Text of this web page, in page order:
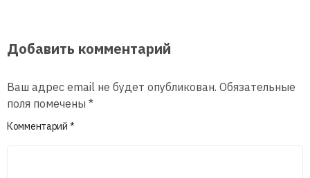
Добавить комментарий
Ваш адрес email не будет опубликован. Обязательные
поля помечены *
Комментарий *